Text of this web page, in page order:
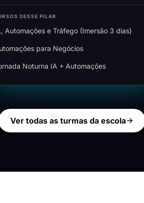
DESSE PILAR
Automações e Tráfego (Imersão 3 dias)
para Negócios
Noturna IA + Automações
Ver todas as turmas da escola